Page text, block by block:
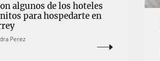
algunos de los hoteles
para hospedarte en
Perez